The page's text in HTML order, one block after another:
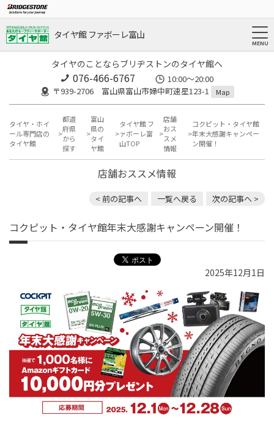
タイヤ館 ファボーレ富山
タイヤのことならブリヂストンのタイヤ館へ
076-466-6767
10:00～20:00
〒939-2706 富山県富山市婦中町速星123-1
Map
タイヤ・ホイ
ール専門店の
タイヤ館
都道
府県
から
探す
富山
県の
タイ
ヤ館
タイヤ館 フ
ァボーレ富
山TOP
店舗
おス
スメ
情報
コクピット・タイヤ館
年末大感謝キャンペー
ン開催！
店舗おススメ情報
< 前の記事へ 一覧へ戻る 次の記事へ >
コクピット・タイヤ館年末大感謝キャンペーン開催！
2025年12月1日